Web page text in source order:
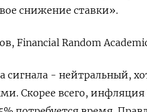
снижение ставки».
Financial Random
сигнала - нейтральный,
Скорее всего, инфляция